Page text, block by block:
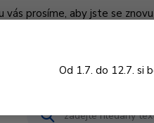
vás prosíme, aby jste se
Od 1.7. do 12.7. si